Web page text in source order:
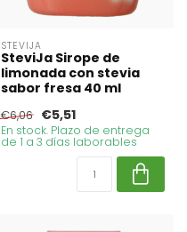
STEVIJA
SteviJa Sirope de
limonada con stevia
sabor fresa 40 ml
€6,06 €5,51
En stock. Plazo de entrega
de 1 a 3 días laborables